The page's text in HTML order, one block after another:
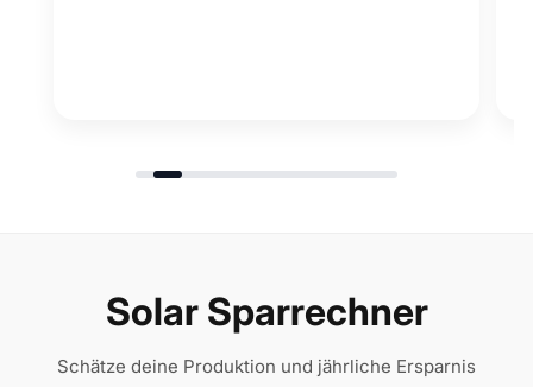
Solar Sparrechner
Schätze deine Produktion und jährliche Ersparnis